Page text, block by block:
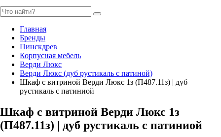
Главная
Бренды
Пинскдрев
Корпусная мебель
Верди Люкс
Верди Люкс (дуб рустикаль с патиной)
Шкаф с витриной Верди Люкс 1з (П487.11з) | дуб
рустикаль с патиниой
Шкаф с витриной Верди Люкс 1з
(П487.11з) | дуб рустикаль с патиниой